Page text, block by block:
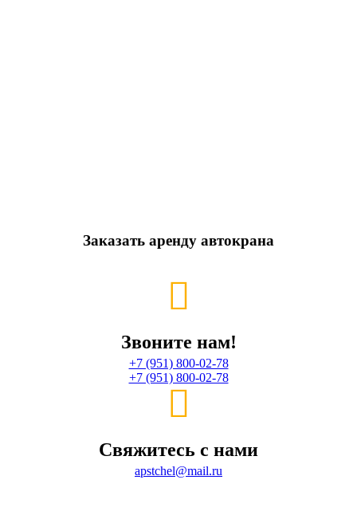
Заказать аренду автокрана
Звоните нам!
+7 (951) 800-02-78
+7 (951) 800-02-78
Свяжитесь с нами
apstchel@mail.ru